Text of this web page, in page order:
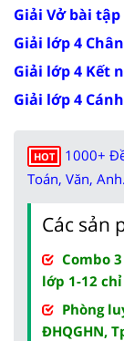
Giải Vở bài
Giải lớp 4
Giải lớp 4 Kết
Giải lớp 4
HOT
1000+
Toán, Văn,
Các sản
Combo
lớp 1-12
Phòng
ĐHQGHN,